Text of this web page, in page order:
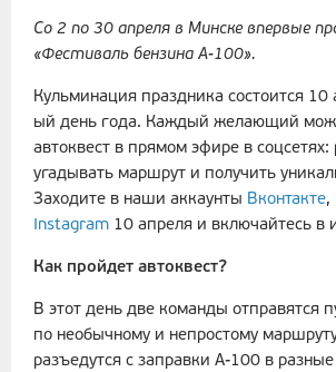
Со 2 по 30 апреля в Минске впервые
«Фестиваль бензина А-100».
Кульминация праздника состоится 10
ый день года. Каждый желающий
автоквест в прямом эфире в
угадывать маршрут и получить
Заходите в наши аккаунты Вконтакте,
Instagram 10 апреля и включайтесь в
Как пройдет автоквест?
В этот день две команды отправятся
по необычному и непростому
разъедутся с заправки А-100 в